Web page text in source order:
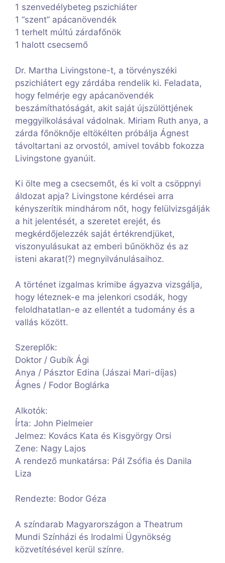
1 szenvedélybeteg pszichiáter
1 “szent” apácanövendék
1 terhelt múltú zárdafőnök
1 halott csecsemő
Dr. Martha Livingstone-t, a törvényszéki
pszichiátert egy zárdába rendelik ki. Feladata,
hogy felmérje egy apácanövendék
beszámíthatóságát, akit saját újszülöttjének
meggyilkolásával vádolnak. Miriam Ruth anya, a
zárda főnöknője eltökélten próbálja Ágnest
távoltartani az orvostól, amivel tovább fokozza
Livingstone gyanúit.
Ki ölte meg a csecsemőt, és ki volt a csöppnyi
áldozat apja? Livingstone kérdései arra
kényszerítik mindhárom nőt, hogy felülvizsgálják
a hit jelentését, a szeretet erejét, és
megkérdőjelezzék saját értékrendjüket,
viszonyulásukat az emberi bűnökhöz és az
isteni akarat(?) megnyilvánulásaihoz.
A történet izgalmas krimibe ágyazva vizsgálja,
hogy léteznek-e ma jelenkori csodák, hogy
feloldhatatlan-e az ellentét a tudomány és a
vallás között.
Szereplők:
Doktor / Gubík Ági
Anya / Pásztor Edina (Jászai Mari-díjas)
Ágnes / Fodor Boglárka
Alkotók:
Írta: John Pielmeier
Jelmez: Kovács Kata és Kisgyörgy Orsi
Zene: Nagy Lajos
A rendező munkatársa: Pál Zsófia és Danila
Liza
Rendezte: Bodor Géza
A színdarab Magyarországon a Theatrum
Mundi Színházi és Irodalmi Ügynökség
közvetítésével kerül színre.